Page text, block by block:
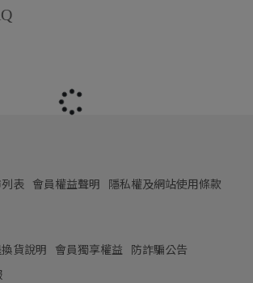
表 會員權益聲明 隱私權及網站使用條款
貨說明 會員獨享權益 防詐騙公告